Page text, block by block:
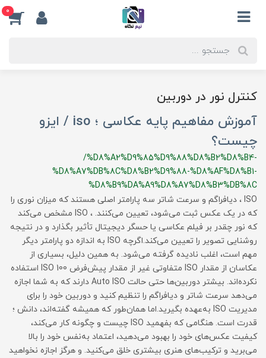
0
کنترل نور در دوربین
آموزش مفاهیم پایه عکاسی ؛ iso / ایزو
چیست؟
/%D8%A2%D9%85%D9%88%D8%B2%D8%B4-
%D8%A7%DB%8C%D8%B2%D9%88-%D8%AF%D8%B1-
%D8%B9%DA%A9%D8%A7%D8%B3%DB%8C
ISO ، دیافراگم و سرعت شاتر سه پارامتر اصلی هستند که میزان نوری را
که در یک عکس ثبت می‌شود، تعیین می‌کنند. ، ISO مشخص می‌کند
که نور چقدر بر فیلم عکاسی یا حسگر دیجیتال تأثیر بگذارد و در نتیجه
روشنایی تصویر را تعیین می‌کند.اگرچه ISO به اندازه دو پارامتر دیگر
مهم است، اغلب نادیده گرفته می‌شود. به همین دلیل، بسیاری از
عکاسان از مقدار ISO متفاوتی غیر از مقدار پیش‌فرض ISO 100 استفاده
نکرده‌اند. بیشتر دوربین‌ها حتی حالت Auto ISO دارند که به شما اجازه
می‌دهد سرعت شاتر و دیافراگم را تنظیم کنید و دوربین خود را برای
مدیریت ISO به‌عهده بگیرید.اما همان‌طور که همیشه گفته‌اند، دانش ؛
قدرت است. هنگامی که بفهمید ISO چیست و چگونه کار می‌کند،
کیفیت عکس‌های خود را بهبود می‌دهید، اعتماد به‌نفس خود را بالا
می‌برید و ترکیب‌های هنری بیشتری خلق می‌کنید. و هرگز اجازه نخواهید